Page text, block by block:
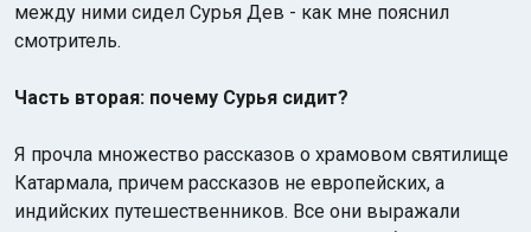
между ними сидел Сурья Дев - как мне пояснил
смотритель.
Часть вторая: почему Сурья сидит?
Я прочла множество рассказов о храмовом святилище
Катармала, причем рассказов не европейских, а
индийских путешественников. Все они выражали